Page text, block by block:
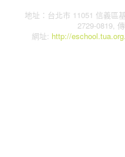
地址：台北市 11051 信義區
2729-0819,
網址: http://